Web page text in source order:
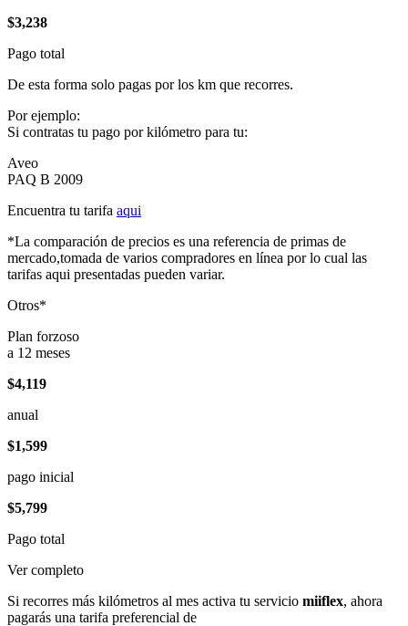
$3,238
Pago total
De esta forma solo pagas por los km que recorres.
Por ejemplo:
Si contratas tu pago por kilómetro para tu:
Aveo
PAQ B 2009
Encuentra tu tarifa aqui
*La comparación de precios es una referencia de primas de
mercado,tomada de varios compradores en línea por lo cual las
tarifas aqui presentadas pueden variar.
Otros*
Plan forzoso
a 12 meses
$4,119
anual
$1,599
pago inicial
$5,799
Pago total
Ver completo
Si recorres más kilómetros al mes activa tu servicio miiflex, ahora
pagarás una tarifa preferencial de